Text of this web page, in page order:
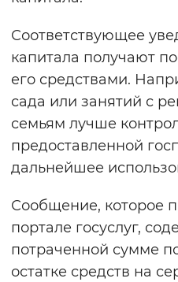
Монохромный
Включены
Вернуть
Соответствующее
капитала получают
его средствами.
сада или занятий с
семьям лучше
предоставленной
дальнейшее
Сообщение, которое
портале госуслуг,
потраченной сумме
остатке средств на